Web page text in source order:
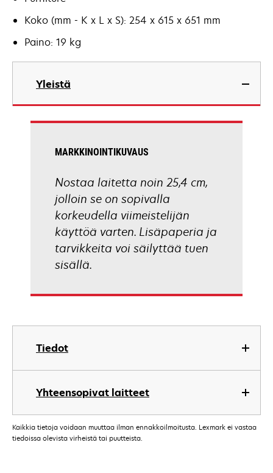
Koko (mm - K x L x S): 254 x 615 x 651 mm
Paino: 19 kg
Yleistä
Tiedot
Yhteensopivat laitteet
MARKKINOINTIKUVAUS
Nostaa laitetta noin 25,4 cm,
jolloin se on sopivalla
korkeudella viimeistelijän
käyttöä varten. Lisäpaperia ja
tarvikkeita voi säilyttää tuen
sisällä.
Kaikkia tietoja voidaan muuttaa ilman ennakkoilmoitusta. Lexmark ei vastaa
tiedoissa olevista virheistä tai puutteista.